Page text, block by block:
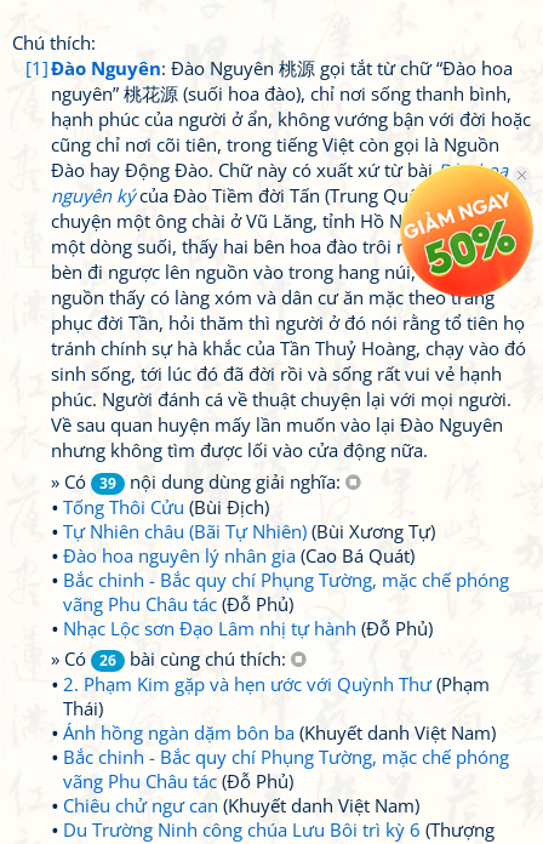
Chú thích:
[1]Đào Nguyên: Đào Nguyên 桃源 gọi tắt từ chữ “Đào hoa
nguyên” 桃花源 (suối hoa đào), chỉ nơi sống thanh bình,
hạnh phúc của người ở ẩn, không vướng bận với đời hoặc
cũng chỉ nơi cõi tiên, trong tiếng Việt còn gọi là Nguồn
Đào hay Động Đào. Chữ này có xuất xứ từ bàiĐào hoa
nguyên kýcủa Đào Tiềm đời Tấn (Trung Quốc) viết về
chuyện một ông chài ở Vũ Lăng, tỉnh Hồ Nam, lạc vào
một dòng suối, thấy hai bên hoa đào trôi ra rất nhiều,
bèn đi ngược lên nguồn vào trong hang núi, tới đầu
nguồn thấy có làng xóm và dân cư ăn mặc theo trang
phục đời Tần, hỏi thăm thì người ở đó nói rằng tổ tiên họ
tránh chính sự hà khắc của Tần Thuỷ Hoàng, chạy vào đó
sinh sống, tới lúc đó đã đời rồi và sống rất vui vẻ hạnh
phúc. Người đánh cá về thuật chuyện lại với mọi người.
Về sau quan huyện mấy lần muốn vào lại Đào Nguyên
nhưng không tìm được lối vào cửa động nữa.
» Có
39
nội dung dùng giải nghĩa:
Tống Thôi Cửu (Bùi Địch)
Tự Nhiên châu (Bãi Tự Nhiên) (Bùi Xương Tự)
Đào hoa nguyên lý nhân gia (Cao Bá Quát)
Bắc chinh - Bắc quy chí Phụng Tường, mặc chế phóng
vãng Phu Châu tác (Đỗ Phủ)
Nhạc Lộc sơn Đạo Lâm nhị tự hành (Đỗ Phủ)
» Có
26
bài cùng chú thích:
2. Phạm Kim gặp và hẹn ước với Quỳnh Thư(Phạm
Thái)
Ánh hồng ngàn dặm bôn ba (Khuyết danh Việt Nam)
Bắc chinh - Bắc quy chí Phụng Tường, mặc chế phóng
vãng Phu Châu tác (Đỗ Phủ)
Chiêu chử ngư can (Khuyết danh Việt Nam)
Du Trường Ninh công chúa Lưu Bôi trì kỳ 6 (Thượng